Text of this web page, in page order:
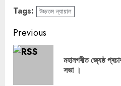
Tags: উচ্চতম ন্যায়াল
Continue
Reading
Previous
মহানগৰীত জ্যেষ্ঠ
সভা ।